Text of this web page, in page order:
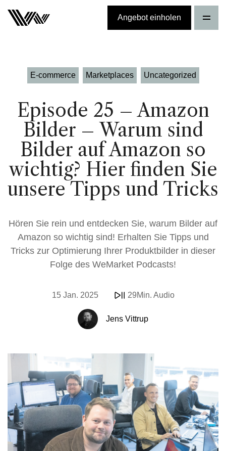
Angebot einholen
E-commerce Marketplaces Uncategorized
Episode 25 – Amazon
Bilder – Warum sind
Bilder auf Amazon so
wichtig? Hier finden Sie
unsere Tipps und Tricks
Hören Sie rein und entdecken Sie, warum Bilder auf
Amazon so wichtig sind! Erhalten Sie Tipps und
Tricks zur Optimierung Ihrer Produktbilder in dieser
Folge des WeMarket Podcasts!
15 Jan. 2025 29Min. Audio
Jens Vittrup